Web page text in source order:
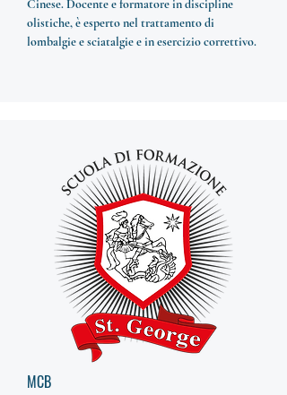
Cinese. Docente e formatore in discipline
olistiche, è esperto nel trattamento di
lombalgie e sciatalgie e in esercizio correttivo.
MCB